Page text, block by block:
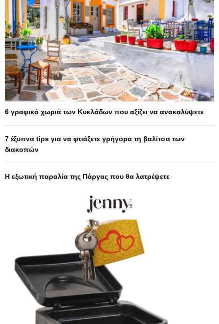
6 γραφικά χωριά των Κυκλάδων που αξίζει να ανακαλύψετε
7 έξυπνα tips για να φτιάξετε γρήγορα τη βαλίτσα των
διακοπών
Η εξωτική παραλία της Πάργας που θα λατρέψετε